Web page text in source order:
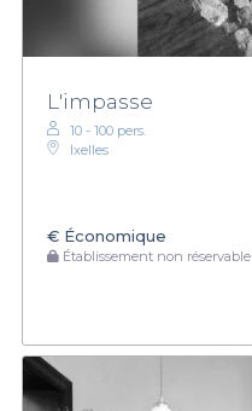
L'impasse
10 - 100 pers.
Ixelles
€ Économique
Établissement non réservable